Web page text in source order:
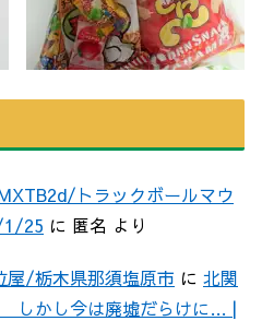
トラックボールマウ
1/25 に 匿名 より
/栃木県那須塩原市 に 北関
しかし今は廃墟だらけに… |